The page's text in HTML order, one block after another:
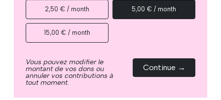
2,50 € / month 5,00 € / month
15,00 € / month
Vous pouvez modifier le
montant de vos dons ou
annuler vos contributions à
tout moment.
Continue →